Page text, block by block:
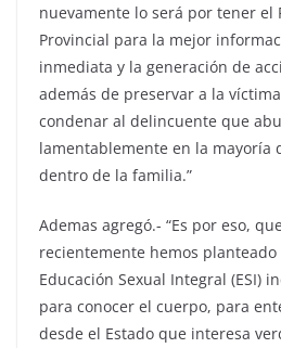
nuevamente lo será por tener el
Provincial para la mejor
inmediata y la generación de
además de preservar a la
condenar al delincuente que
lamentablemente en la mayoría
dentro de la familia.”
Ademas agregó.- “Es por eso,
recientemente hemos
Educación Sexual Integral (ESI)
para conocer el cuerpo, para
desde el Estado que interesa